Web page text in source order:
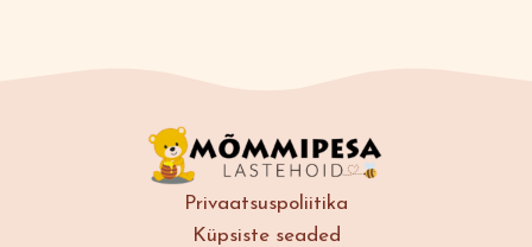
Privaatsuspoliitika
Küpsiste seaded